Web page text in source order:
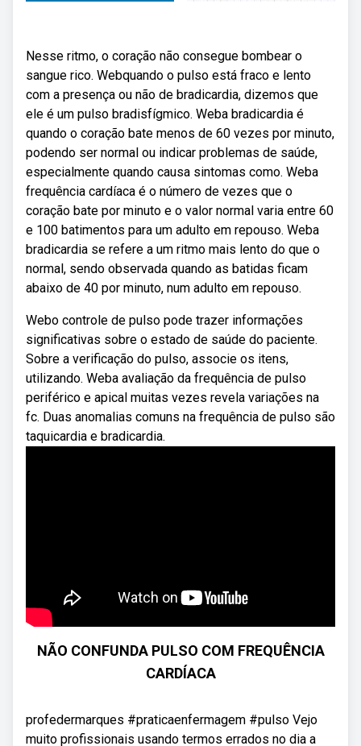
Nesse ritmo, o coração não consegue bombear o
sangue rico. Webquando o pulso está fraco e lento
com a presença ou não de bradicardia, dizemos que
ele é um pulso bradisfígmico. Weba bradicardia é
quando o coração bate menos de 60 vezes por minuto,
podendo ser normal ou indicar problemas de saúde,
especialmente quando causa sintomas como. Weba
frequência cardíaca é o número de vezes que o
coração bate por minuto e o valor normal varia entre 60
e 100 batimentos para um adulto em repouso. Weba
bradicardia se refere a um ritmo mais lento do que o
normal, sendo observada quando as batidas ficam
abaixo de 40 por minuto, num adulto em repouso.
Webo controle de pulso pode trazer informações
significativas sobre o estado de saúde do paciente.
Sobre a verificação do pulso, associe os itens,
utilizando. Weba avaliação da frequência de pulso
periférico e apical muitas vezes revela variações na
fc. Duas anomalias comuns na frequência de pulso são
taquicardia e bradicardia.
NÃO CONFUNDA PULSO COM FREQUÊNCIA
CARDÍACA
profedermarques #praticaenfermagem #pulso Vejo
muito profissionais usando termos errados no dia a